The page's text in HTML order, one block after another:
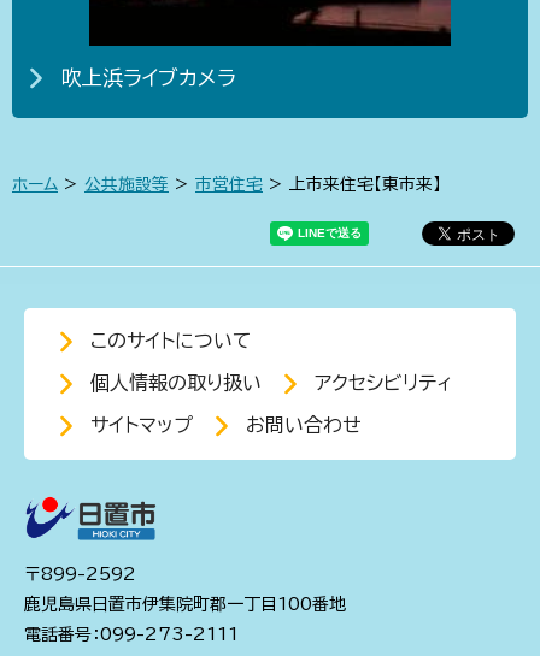
吹上浜ライブカメラ
ホーム > 公共施設等 > 市営住宅 > 上市来住宅【東市来】
このサイトについて
個人情報の取り扱い アクセシビリティ
サイトマップ お問い合わせ
〒899-2592
鹿児島県日置市伊集院町郡一丁目100番地
電話番号：099-273-2111